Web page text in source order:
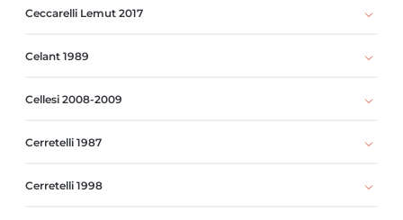
Ceccarelli Lemut 2017
Celant 1989
Cellesi 2008-2009
Cerretelli 1987
Cerretelli 1998